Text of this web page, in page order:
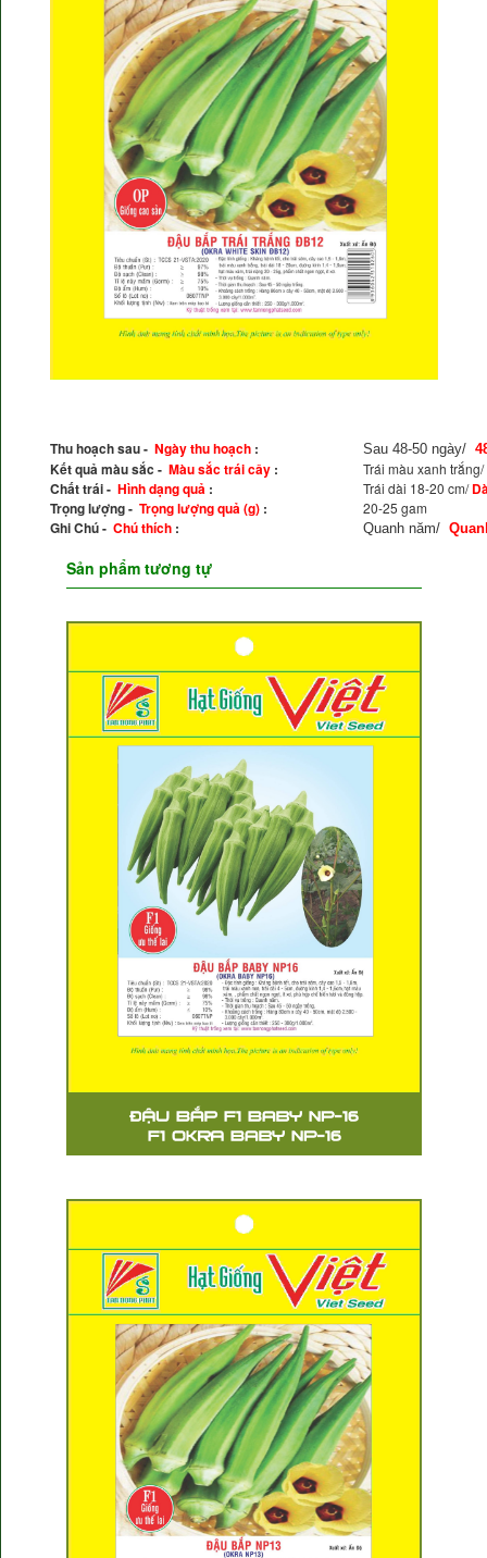
Thu hoạch sau - Ngày thu hoạch : Sau 48-50 ngày/
Kết quả màu sắc - Màu sắc trái cây : Trái màu xanh trắng/
Chất trái - Hình dạng quả : Trái dài 18-20 cm/
Trọng lượng - Trọng lượng quả (g) : 20-25 gam
Ghi Chú - Chú thích : Quanh năm/
Sản phẩm tương tự